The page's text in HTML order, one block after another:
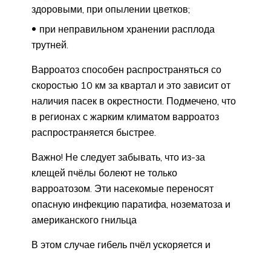
здоровыми, при опылении цветков;
при неправильном хранении расплода
трутней.
Варроатоз способен распространяться со
скоростью 10 км за квартал и это зависит от
наличия пасек в окрестности. Подмечено, что
в регионах с жарким климатом варроатоз
распространяется быстрее.
Важно! Не следует забывать, что из-за
клещей пчёлы болеют не только
варроатозом. Эти насекомые переносят
опасную инфекцию паратифа, нозематоза и
американского гнильца
В этом случае гибель пчёл ускоряется и